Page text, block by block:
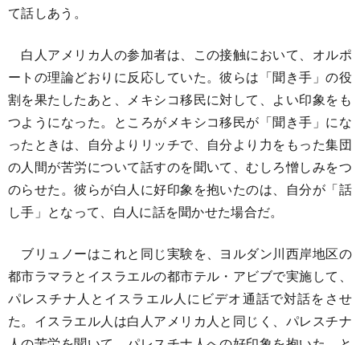
て話しあう。
白人アメリカ人の参加者は、この接触において、オルポ
ートの理論どおりに反応していた。彼らは「聞き手」の役
割を果たしたあと、メキシコ移民に対して、よい印象をも
つようになった。ところがメキシコ移民が「聞き手」にな
ったときは、自分よりリッチで、自分より力をもった集団
の人間が苦労について話すのを聞いて、むしろ憎しみをつ
のらせた。彼らが白人に好印象を抱いたのは、自分が「話
し手」となって、白人に話を聞かせた場合だ。
ブリュノーはこれと同じ実験を、ヨルダン川西岸地区の
都市ラマラとイスラエルの都市テル・アビブで実施して、
パレスチナ人とイスラエル人にビデオ通話で対話をさせ
た。イスラエル人は白人アメリカ人と同じく、パレスチナ